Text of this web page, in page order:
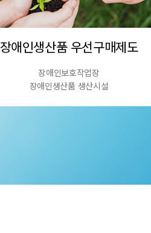
장애인생산품 우선구매제도
장애인보호작업장
장애인생산품 생산시설